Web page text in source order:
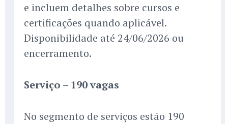
e incluem detalhes sobre cursos e
certificações quando aplicável.
Disponibilidade até 24/06/2026 ou
encerramento.
Serviço – 190 vagas
No segmento de serviços estão 190